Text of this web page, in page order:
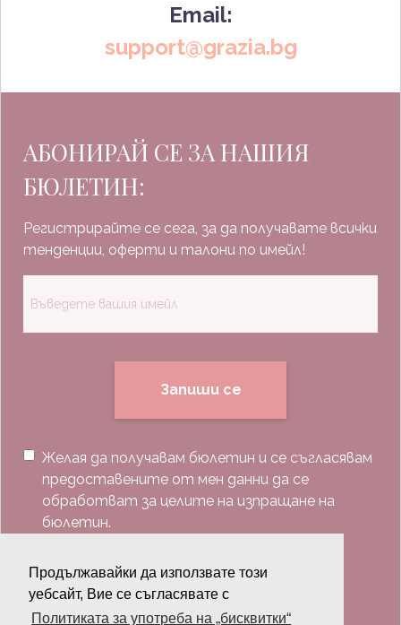
Продължавайки да използвате този
уебсайт, Вие се съгласявате с
Политиката за употреба на „бисквитки“
Email:
support@grazia.bg
АБОНИРАЙ СЕ ЗА НАШИЯ
БЮЛЕТИН:
Регистрирайте се сега, за да получавате всички
тенденции, оферти и талони по имейл!
Запиши се
Желая да получавам бюлетин и се съгласявам
предоставените от мен данни да се
обработват за целите на изпращане на
бюлетин.
Последвай ни: